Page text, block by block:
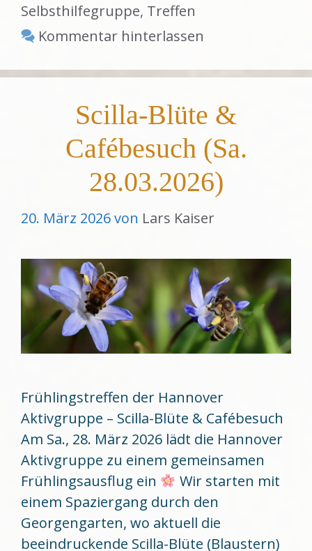
Selbsthilfegruppe, Treffen
Kommentar hinterlassen
Scilla-Blüte &
Cafébesuch (Sa.
28.03.2026)
20. März 2026von Lars Kaiser
Frühlingstreffen der Hannover
Aktivgruppe – Scilla-Blüte & Cafébesuch
Am Sa., 28. März 2026 lädt die Hannover
Aktivgruppe zu einem gemeinsamen
Frühlingsausflug ein
Wir starten mit
einem Spaziergang durch den
Georgengarten, wo aktuell die
beeindruckende Scilla-Blüte (Blaustern)